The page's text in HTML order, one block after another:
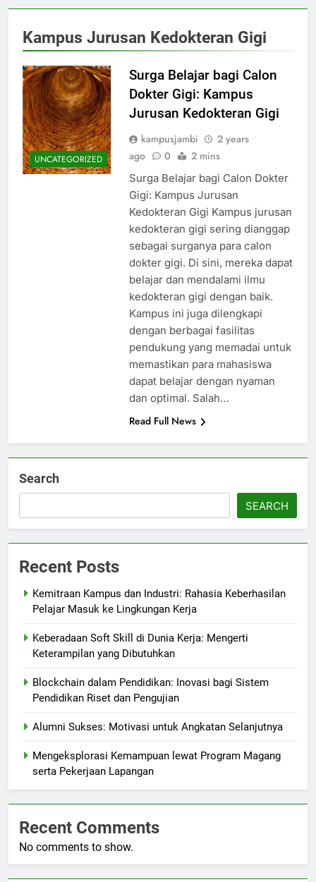
Kampus Jurusan Kedokteran Gigi
UNCATEGORIZED
Surga Belajar bagi Calon
Dokter Gigi: Kampus
Jurusan Kedokteran Gigi
kampusjambi
2 years
ago
0 2 mins
Surga Belajar bagi Calon Dokter
Gigi: Kampus Jurusan
Kedokteran Gigi Kampus jurusan
kedokteran gigi sering dianggap
sebagai surganya para calon
dokter gigi. Di sini, mereka dapat
belajar dan mendalami ilmu
kedokteran gigi dengan baik.
Kampus ini juga dilengkapi
dengan berbagai fasilitas
pendukung yang memadai untuk
memastikan para mahasiswa
dapat belajar dengan nyaman
dan optimal. Salah…
Read Full News
Search
SEARCH
Recent Posts
Kemitraan Kampus dan Industri: Rahasia Keberhasilan
Pelajar Masuk ke Lingkungan Kerja
Keberadaan Soft Skill di Dunia Kerja: Mengerti
Keterampilan yang Dibutuhkan
Blockchain dalam Pendidikan: Inovasi bagi Sistem
Pendidikan Riset dan Pengujian
Alumni Sukses: Motivasi untuk Angkatan Selanjutnya
Mengeksplorasi Kemampuan lewat Program Magang
serta Pekerjaan Lapangan
Recent Comments
No comments to show.